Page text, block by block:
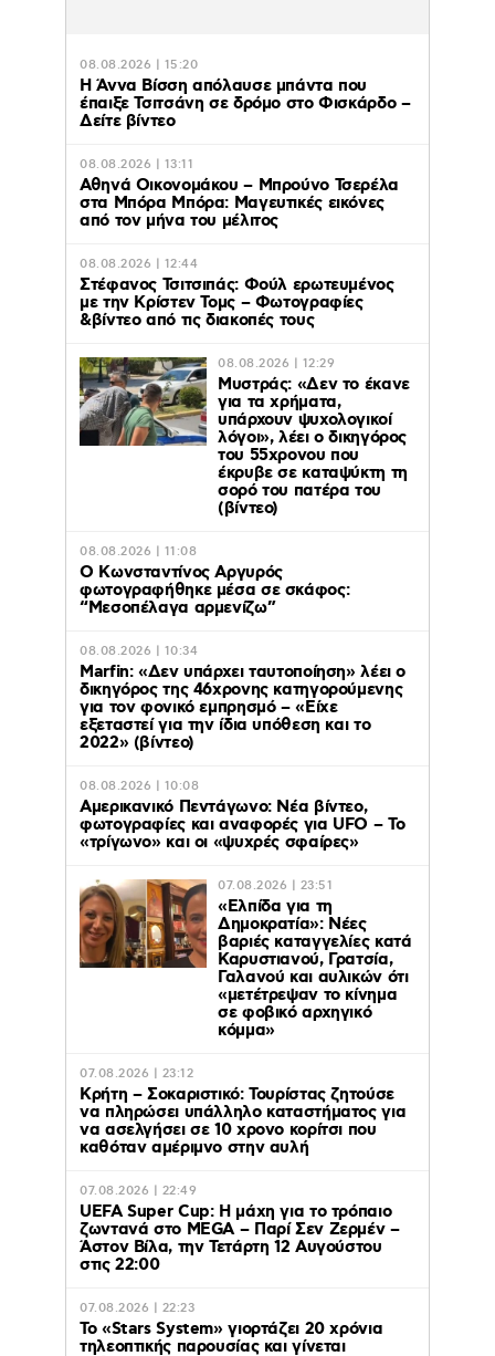
08.08.2026 | 15:20
Η Άννα Βίσση απόλαυσε μπάντα που
έπαιξε Τσιτσάνη σε δρόμο στο Φισκάρδο –
Δείτε βίντεο
08.08.2026 | 13:11
Αθηνά Οικονομάκου – Μπρούνο Τσερέλα
στα Μπόρα Μπόρα: Mαγευτικές εικόνες
από τον μήνα του μέλιτος
08.08.2026 | 12:44
Στέφανος Τσιτσιπάς: Φούλ ερωτευμένος
με την Κρίστεν Τομς – Φωτογραφίες
&βίντεο από τις διακοπές τους
08.08.2026 | 12:29
Μυστράς: «Δεν το έκανε
για τα χρήματα,
υπάρχουν ψυχολογικοί
λόγοι», λέει ο δικηγόρος
του 55χρονου που
έκρυβε σε καταψύκτη τη
σορό του πατέρα του
(βίντεο)
08.08.2026 | 11:08
Ο Κωνσταντίνος Αργυρός
φωτογραφήθηκε μέσα σε σκάφος:
“Μεσοπέλαγα αρμενίζω”
08.08.2026 | 10:34
Marfin: «Δεν υπάρχει ταυτοποίηση» λέει ο
δικηγόρος της 46χρονης κατηγορούμενης
για τον φονικό εμπρησμό – «Είχε
εξεταστεί για την ίδια υπόθεση και το
2022» (βίντεο)
08.08.2026 | 10:08
Αμερικανικό Πεντάγωνο: Νέα βίντεο,
φωτογραφίες και αναφορές για UFO – Το
«τρίγωνο» και οι «ψυχρές σφαίρες»
07.08.2026 | 23:51
«Ελπίδα για τη
Δημοκρατία»: Νέες
βαριές καταγγελίες κατά
Καρυστιανού, Γρατσία,
Γαλανού και αυλικών ότι
«μετέτρεψαν το κίνημα
σε φοβικό αρχηγικό
κόμμα»
07.08.2026 | 23:12
Κρήτη – Σοκαριστικό: Τουρίστας ζητούσε
να πληρώσει υπάλληλο καταστήματος για
να ασελγήσει σε 10 χρονο κορίτσι που
καθόταν αμέριμνο στην αυλή
07.08.2026 | 22:49
UEFA Super Cup: Η μάχη για το τρόπαιο
ζωντανά στο MEGA – Παρί Σεν Ζερμέν –
Άστον Βίλα, την Τετάρτη 12 Αυγούστου
στις 22:00
07.08.2026 | 22:23
Το «Stars System» γιορτάζει 20 χρόνια
τηλεοπτικής παρουσίας και γίνεται